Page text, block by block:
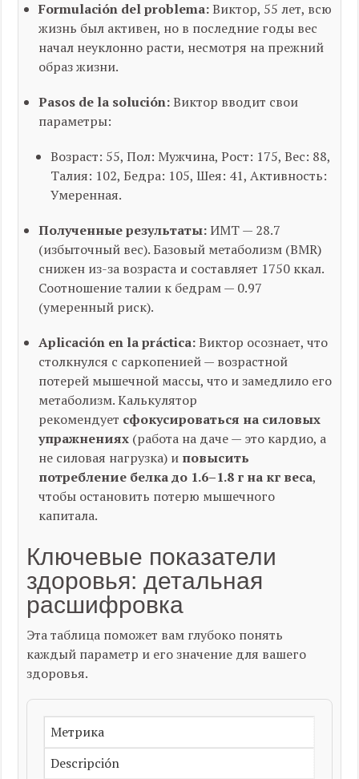
Formulación del problema:Виктор, 55 лет, всю
жизнь был активен, но в последние годы вес
начал неуклонно расти, несмотря на прежний
образ жизни.
Pasos de la solución:Виктор вводит свои
параметры:
Возраст: 55, Пол: Мужчина, Рост: 175, Вес: 88,
Талия: 102, Бедра: 105, Шея: 41, Активность:
Умеренная.
Полученные результаты:ИМТ — 28.7
(избыточный вес). Базовый метаболизм (BMR)
снижен из-за возраста и составляет 1750 ккал.
Соотношение талии к бедрам — 0.97
(умеренный риск).
Aplicación en la práctica:Виктор осознает, что
столкнулся с саркопенией — возрастной
потерей мышечной массы, что и замедлило его
метаболизм. Калькулятор
рекомендует сфокусироваться на силовых
упражнениях (работа на даче — это кардио, а
не силовая нагрузка) и повысить
потребление белка до 1.6–1.8 г на кг веса,
чтобы остановить потерю мышечного
капитала.
Ключевые показатели
здоровья: детальная
расшифровка
Эта таблица поможет вам глубоко понять
каждый параметр и его значение для вашего
здоровья.
Метрика
Descripción